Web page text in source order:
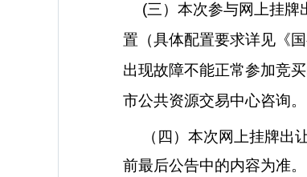
(三）本次参与网上挂牌
置（具体配置要求详见《
出现故障不能正常参加竞
市公共资源交易中心咨询。
（四）本次网上挂牌
前最后公告中的内容为准。